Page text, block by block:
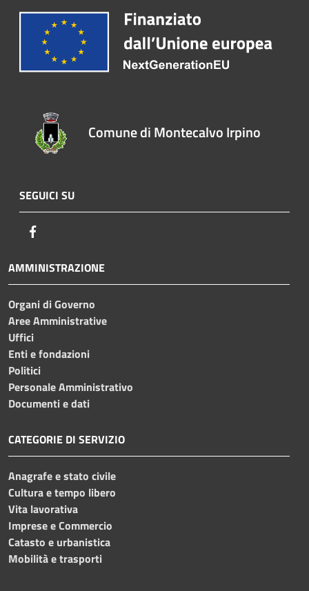
Comune di Montecalvo Irpino
SEGUICI SU
AMMINISTRAZIONE
Organi di Governo
Aree Amministrative
Uffici
Enti e fondazioni
Politici
Personale Amministrativo
Documenti e dati
CATEGORIE DI SERVIZIO
Anagrafe e stato civile
Cultura e tempo libero
Vita lavorativa
Imprese e Commercio
Catasto e urbanistica
Mobilità e trasporti